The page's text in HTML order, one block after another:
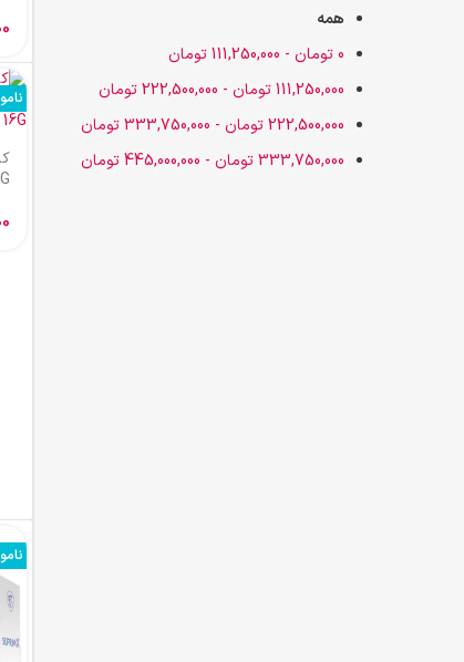
همه
0تومان -
111,250,000تومان
111,250,000تومان -
222,500,000تومان
222,500,000تومان -
333,750,000تومان
333,750,000تومان -
445,000,000تومان